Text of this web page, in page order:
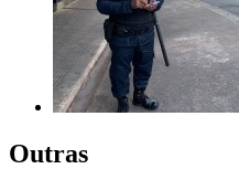
Outras